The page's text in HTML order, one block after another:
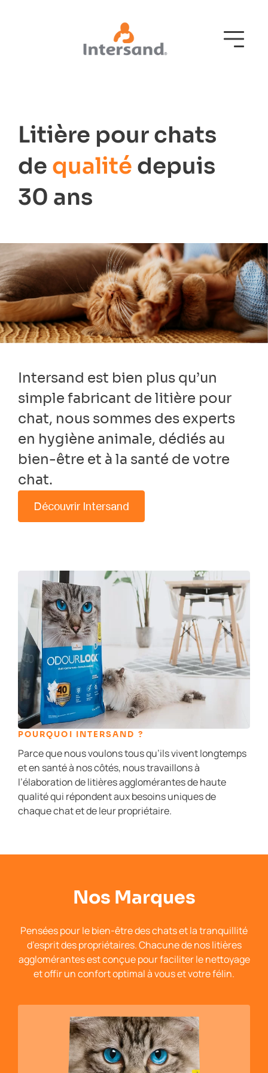
Litière pour chats
de qualité depuis
30 ans
Intersand est bien plus qu’un
simple fabricant de litière pour
chat, nous sommes des experts
en hygiène animale, dédiés au
bien-être et à la santé de votre
chat.
Découvrir Intersand
POURQUOI INTERSAND ?
Parce que nous voulons tous qu’ils vivent longtemps
et en santé à nos côtés, nous travaillons à
l’élaboration de litières agglomérantes de haute
qualité qui répondent aux besoins uniques de
chaque chat et de leur propriétaire.
Nos Marques
Pensées pour le bien-être des chats et la tranquillité
d’esprit des propriétaires. Chacune de nos litières
agglomérantes est conçue pour faciliter le nettoyage
et offir un confort optimal à vous et votre félin.